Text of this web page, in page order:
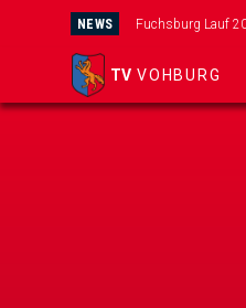
NEWS Wir suchen dich
TV VOHBURG